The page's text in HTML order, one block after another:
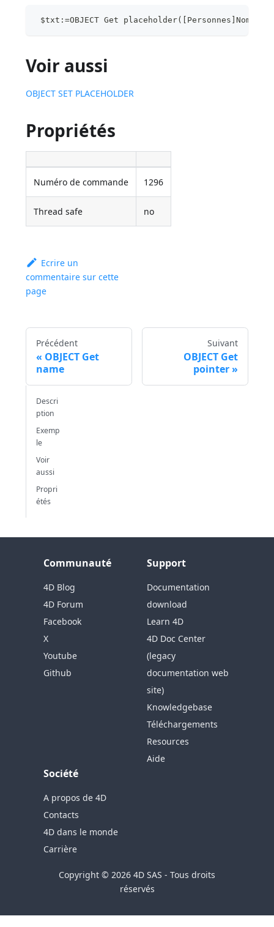
$txt:=OBJECT Get placeholder([Personnes]Nom)
Voir aussi
OBJECT SET PLACEHOLDER
Propriétés
Numéro de commande 1296
Thread safe no
Ecrire un
commentaire sur cette
page
Précédent
OBJECT Get
name
Suivant
OBJECT Get
pointer
Descri
ption
Exemp
le
Voir
aussi
Propri
étés
Communauté
4D Blog
4D Forum
Facebook
X
Youtube
Github
Support
Documentation
download
Learn 4D
4D Doc Center
(legacy
documentation web
site)
Knowledgebase
Téléchargements
Resources
Aide
Société
A propos de 4D
Contacts
4D dans le monde
Carrière
Copyright © 2026 4D SAS - Tous droits
réservés